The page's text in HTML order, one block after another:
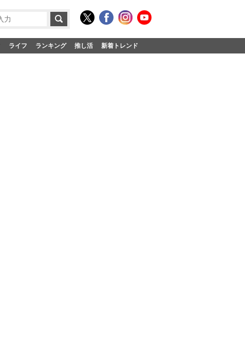
ライフ ランキング 推し活 新着トレンド